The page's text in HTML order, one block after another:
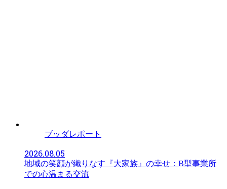
ブッダレポート
2026.08.05
地域の笑顔が織りなす『大家族』の幸せ：B型事業所
での心温まる交流